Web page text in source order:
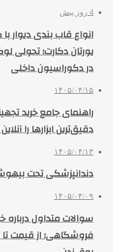
4 روز پیش
انواع قاب بندی دیوار
یورتان دکارت؛ تحولی
در دکوراسیون داخلی
۱۴۰۵/۰۴/۱۵
راهنمای جامع خرید
دقیق‌ترین ابزارها را
۱۴۰۵/۰۴/۱۳
دندانپزشکی تحت
۱۴۰۵/۰۴/۰۹
سوالات متداول
فروشگاهی؛ از قیمت